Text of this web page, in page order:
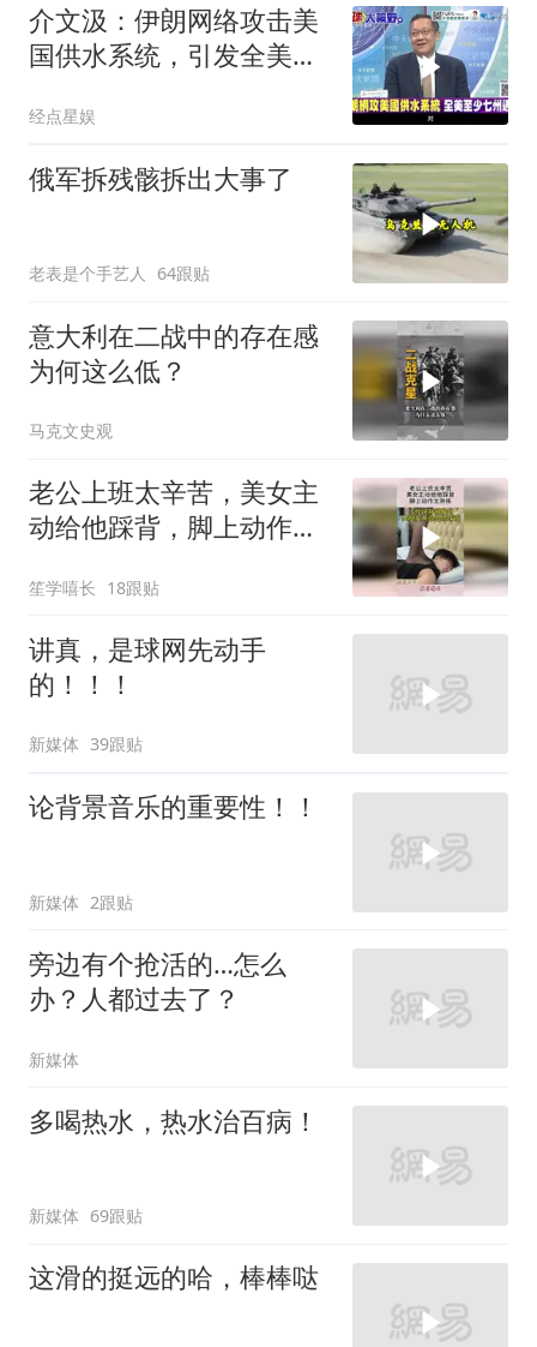
介文汲：伊朗网络攻击美
国供水系统，引发全美至
经点星娱
俄军拆残骸拆出大事了
老表是个手艺人 64跟贴
意大利在二战中的存在感
为何这么低？
马克文史观
老公上班太辛苦，美女主
动给他踩背，脚上动作太
笙学嘻长 18跟贴
讲真，是球网先动手
的！！！
新媒体 39跟贴
论背景音乐的重要性！！
新媒体 2跟贴
旁边有个抢活的…怎么
办？人都过去了？
新媒体
多喝热水，热水治百病！
新媒体 69跟贴
这滑的挺远的哈，棒棒哒